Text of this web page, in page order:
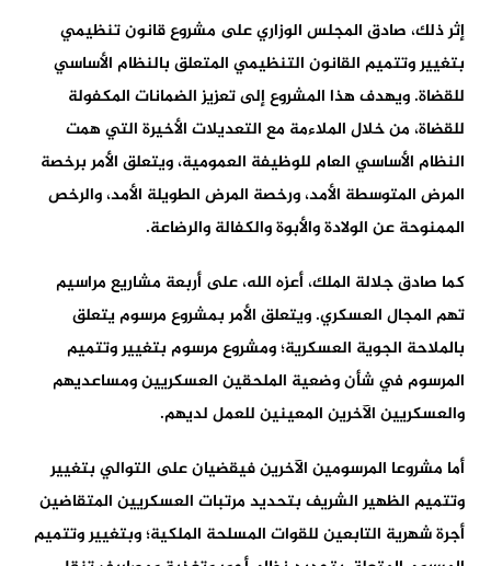
إثر ذلك، صادق المجلس الوزاري على مشروع قانون تنظيمي
بتغيير وتتميم القانون التنظيمي المتعلق بالنظام الأساسي
للقضاة. ويهدف هذا المشروع إلى تعزيز الضمانات المكفولة
للقضاة، من خلال الملاءمة مع التعديلات الأخيرة التي همت
النظام الأساسي العام للوظيفة العمومية، ويتعلق الأمر برخصة
المرض المتوسطة الأمد، ورخصة المرض الطويلة الأمد، والرخص
الممنوحة عن الولادة والأبوة والكفالة والرضاعة.
كما صادق جلالة الملك، أعزه الله، على أربعة مشاريع مراسيم
تهم المجال العسكري. ويتعلق الأمر بمشروع مرسوم يتعلق
بالملاحة الجوية العسكرية؛ ومشروع مرسوم بتغيير وتتميم
المرسوم في شأن وضعية الملحقين العسكريين ومساعديهم
والعسكريين الآخرين المعينين للعمل لديهم.
أما مشروعا المرسومين الآخرين فيقضيان على التوالي بتغيير
وتتميم الظهير الشريف بتحديد مرتبات العسكريين المتقاضين
أجرة شهرية التابعين للقوات المسلحة الملكية؛ وبتغيير وتتميم